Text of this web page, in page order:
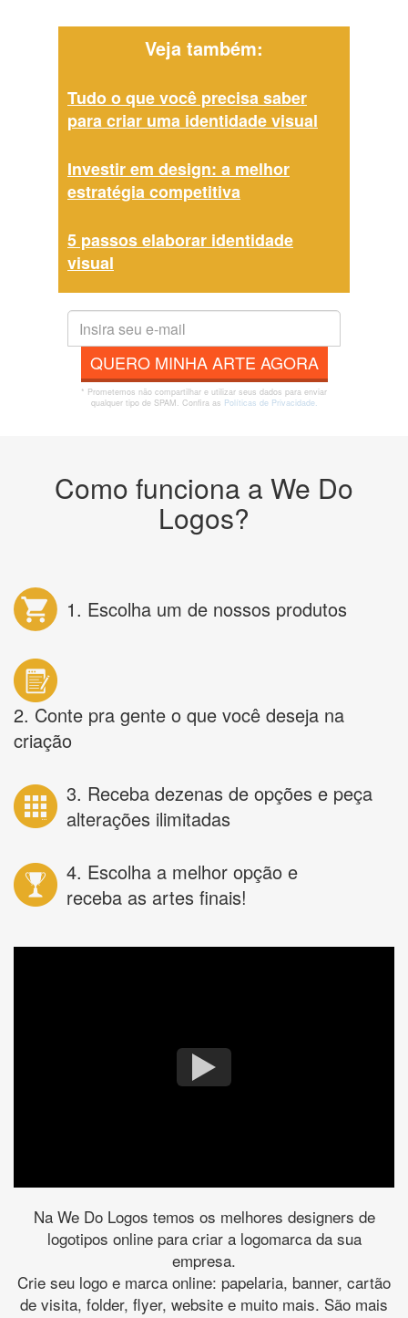
Veja também:
Tudo o que você precisa saber
para criar uma identidade visual
Investir em design: a melhor
estratégia competitiva
5 passos elaborar identidade
visual
QUERO MINHA ARTE AGORA
* Prometemos não compartilhar e utilizar seus dados para enviar
qualquer tipo de SPAM. Confira as Políticas de Privacidade.
Como funciona a We Do
Logos?
1. Escolha um de nossos produtos
2. Conte pra gente o que você deseja na
criação
3. Receba dezenas de opções e peça
alterações ilimitadas
4. Escolha a melhor opção e
receba as artes finais!
Na We Do Logos temos os melhores designers de
logotipos online para criar a logomarca da sua
empresa.
Crie seu logo e marca online: papelaria, banner, cartão
de visita, folder, flyer, website e muito mais. São mais